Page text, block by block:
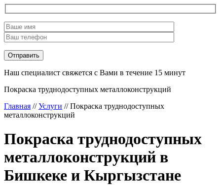
Наш специалист свяжется с Вами в течение 15 минут
Покраска труднодоступных металлоконструкций
Главная //Услуги //Покраска труднодоступных
металлоконструкций
Покраска труднодоступных
металлоконструкций в
Бишкеке и Кыргызстане